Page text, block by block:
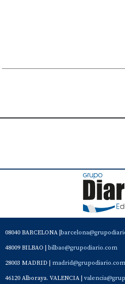
08040 BARCELONA |
48009 BILBAO | bilbao@grupodiario.com
28003 MADRID | madrid@grupodiario.com
46120 Alboraya. VALENCIA |